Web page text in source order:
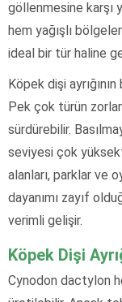
göllenmesine karşı
hem yağışlı
ideal bir tür haline
Köpek dişi
Pek çok türün
sürdürebilir.
seviyesi çok
alanları, parklar ve
dayanımı zayıf
verimli gelişir.
Köpek Dişi
Cynodon dactylon